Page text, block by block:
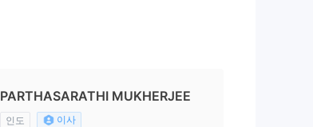
PARTHASARATHI MUKHERJEE
인도 이사